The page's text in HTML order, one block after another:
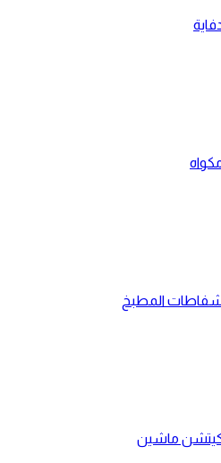
المطبخ
ماشين